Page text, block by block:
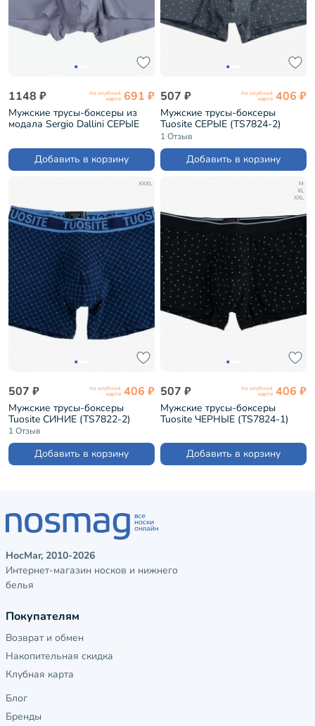
1148 ₽ по клубной
карте 691 ₽
Мужские трусы-боксеры из
модала Sergio Dallini СЕРЫЕ
Добавить в корзину
507 ₽ по клубной
карте 406 ₽
Мужские трусы-боксеры
Tuosite СЕРЫЕ (TS7824-2)
1 Отзыв
Добавить в корзину
XXXL
507 ₽ по клубной
карте 406 ₽
Мужские трусы-боксеры
Tuosite СИНИЕ (TS7822-2)
1 Отзыв
Добавить в корзину
M
XL
XXL
507 ₽ по клубной
карте 406 ₽
Мужские трусы-боксеры
Tuosite ЧЕРНЫЕ (TS7824-1)
Добавить в корзину
НосМаг, 2010-2026
Интернет-магазин носков и нижнего
белья
Покупателям
Возврат и обмен
Накопительная скидка
Клубная карта
Блог
Бренды